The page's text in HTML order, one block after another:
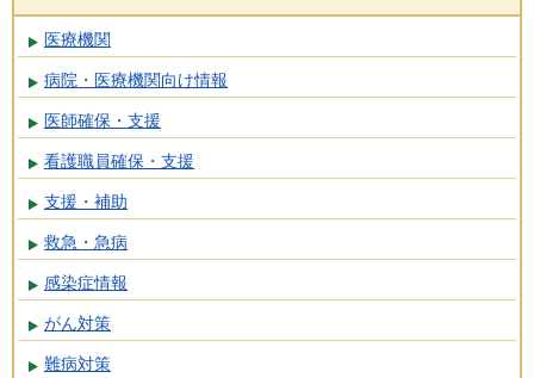
医療機関
病院・医療機関向け情報
医師確保・支援
看護職員確保・支援
支援・補助
救急・急病
感染症情報
がん対策
難病対策